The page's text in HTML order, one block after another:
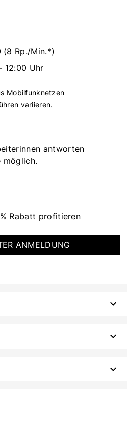
(8 Rp./Min.*)
12:00 Uhr
Mobilfunknetzen
variieren.
antworten
möglich.
Rabatt profitieren
ANMELDUNG